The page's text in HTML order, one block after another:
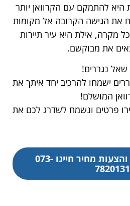
להתמקם עם הקרוואן יותר
את הגישה הקרובה אל מקומות
מקרה, אילת היא עיר תיירות
את מבוקשם.
שאל נגררים!
ישמחו להרכיב יחד איתך את
המושלם!
פרטים ונשמח לשדרג לכם את
לפרטים נוספים והצעות מחיר חייגו 073-
7820131